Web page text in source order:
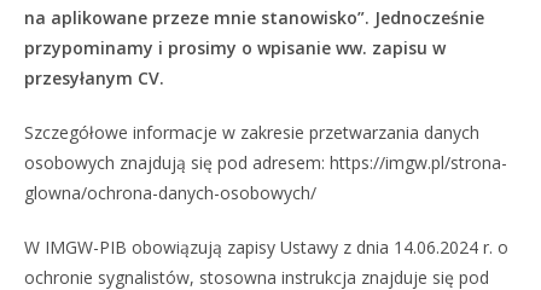
na aplikowane przeze mnie stanowisko”. Jednocześnie
przypominamy i prosimy o wpisanie ww. zapisu w
przesyłanym CV.
Szczegółowe informacje w zakresie przetwarzania danych
osobowych znajdują się pod adresem: https://imgw.pl/strona-
glowna/ochrona-danych-osobowych/
W IMGW-PIB obowiązują zapisy Ustawy z dnia 14.06.2024 r. o
ochronie sygnalistów, stosowna instrukcja znajduje się pod